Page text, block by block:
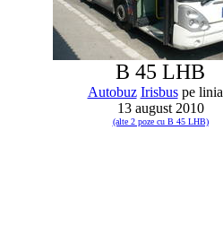
B 45 LHB
Autobuz Irisbuspe linia
13 august 2010
(alte 2 poze cu B 45 LHB)